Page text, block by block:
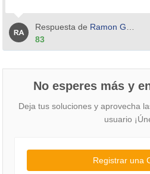
Respuesta de Ramon Godin
83
No esperes más y
Deja tus soluciones y aprovecha
usuario
Registrar una